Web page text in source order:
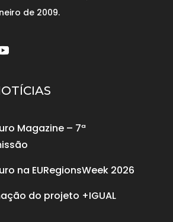
de 2009.
Magazine – 7ª
na EURegionsWeek 2026
do projeto +IGUAL